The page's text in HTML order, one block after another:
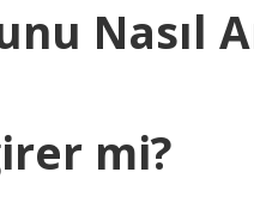
Nasıl
mi?